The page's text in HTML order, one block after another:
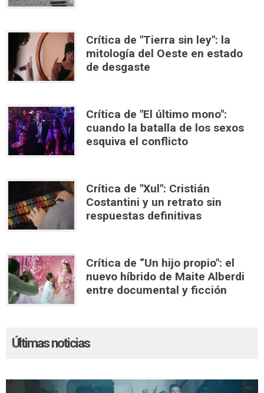
Crítica de "Tierra sin ley": la
mitología del Oeste en estado
de desgaste
Crítica de "El último mono":
cuando la batalla de los sexos
esquiva el conflicto
Crítica de "Xul": Cristián
Costantini y un retrato sin
respuestas definitivas
Crítica de “Un hijo propio": el
nuevo híbrido de Maite Alberdi
entre documental y ficción
Últimas noticias